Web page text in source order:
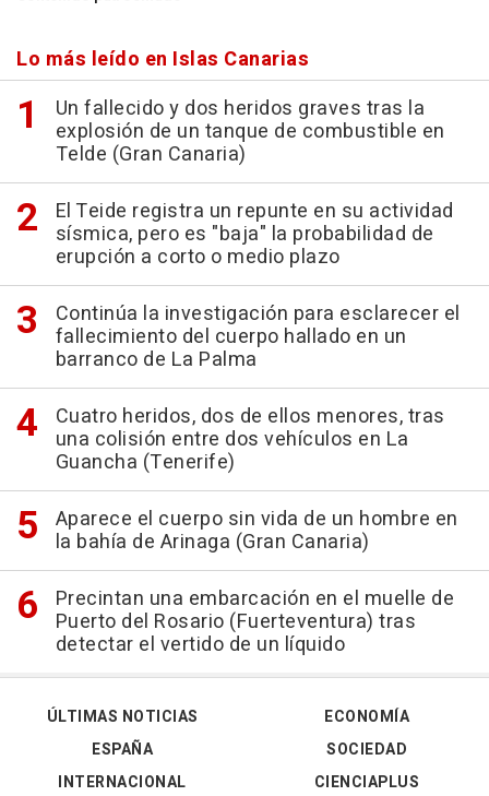
Lo más leído en Islas Canarias
Un fallecido y dos heridos graves tras la
explosión de un tanque de combustible en
Telde (Gran Canaria)
El Teide registra un repunte en su actividad
sísmica, pero es "baja" la probabilidad de
erupción a corto o medio plazo
Continúa la investigación para esclarecer el
fallecimiento del cuerpo hallado en un
barranco de La Palma
Cuatro heridos, dos de ellos menores, tras
una colisión entre dos vehículos en La
Guancha (Tenerife)
Aparece el cuerpo sin vida de un hombre en
la bahía de Arinaga (Gran Canaria)
Precintan una embarcación en el muelle de
Puerto del Rosario (Fuerteventura) tras
detectar el vertido de un líquido
ÚLTIMAS NOTICIAS
ESPAÑA
INTERNACIONAL
ECONOMÍA
SOCIEDAD
CIENCIAPLUS